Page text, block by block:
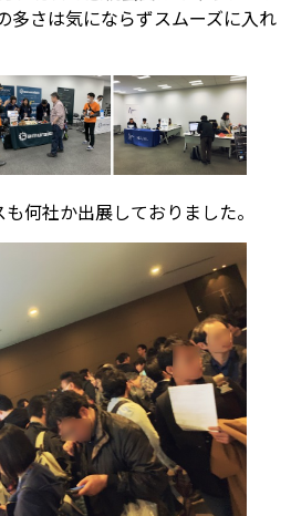
多さは気にならずスムーズに入れ
何社か出展しておりました。